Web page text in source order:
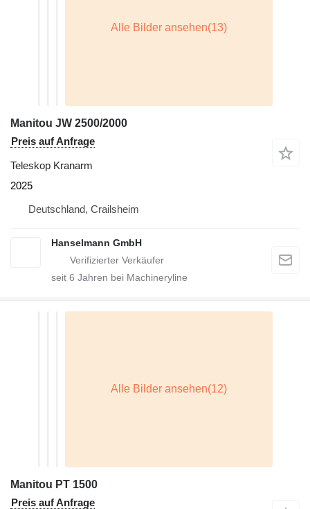
Manitou JW 2500/2000
Preis auf Anfrage
Teleskop Kranarm
2025
Deutschland, Crailsheim
Hanselmann GmbH
seit 6 Jahren bei Machineryline
Manitou PT 1500
Preis auf Anfrage